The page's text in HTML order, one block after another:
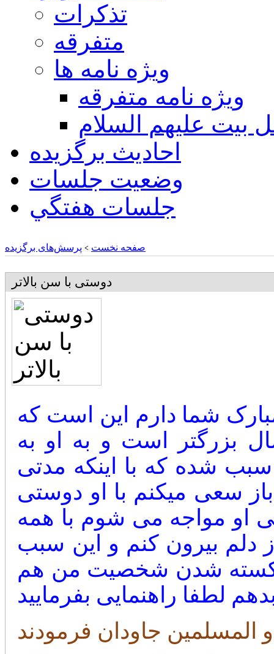
تذكرات
متفرقه
ويژه نامه ها
ويژه نامه متفرقه
بيت عليهم السلام
احادیث برگزیده
وضعیت جلسات
جلسات هفتگي
صفحه نخست > پرسش‌های برگزیده
دوستی با سن بالاتر
شما دارم این است که
دارم که از من 7 سال بزرگتر است و به او به
شده که با اینکه مدتی
سعی میکنم با او دوستی
او مواجه می شوم با همه
دلم بیرون کنم و این سبب
شدن شخصیت من هم
لطفا راهنمایی بفرمایید